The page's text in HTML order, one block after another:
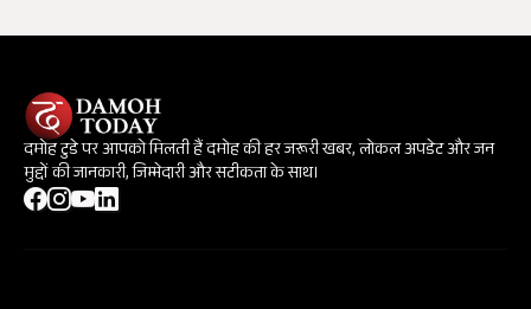
दमोह टुडे पर आपको मिलती हैं दमोह की हर जरूरी खबर, लोकल अपडेट और जन
मुद्दों की जानकारी, जिम्मेदारी और सटीकता के साथ।